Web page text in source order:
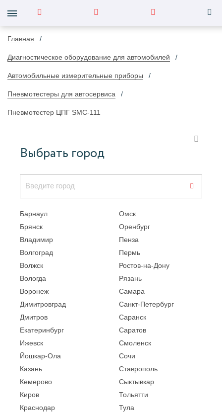
Главная
Диагностическое оборудование для автомобилей
Автомобильные измерительные приборы
Пневмотестеры для автосервиса
Пневмотестер ЦПГ SMC-111
Выбрать город
Барнаул
Брянск
Владимир
Волгоград
Волжск
Вологда
Воронеж
Димитровград
Дмитров
Екатеринбург
Ижевск
Йошкар-Ола
Казань
Кемерово
Киров
Краснодар
Омск
Оренбург
Пенза
Пермь
Ростов-на-Дону
Рязань
Самара
Санкт-Петербург
Саранск
Саратов
Смоленск
Сочи
Ставрополь
Сыктывкар
Тольятти
Тула